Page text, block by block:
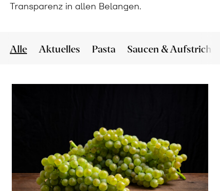
Transparenz in allen Belangen.
Alle Aktuelles Pasta Saucen & Aufstriche